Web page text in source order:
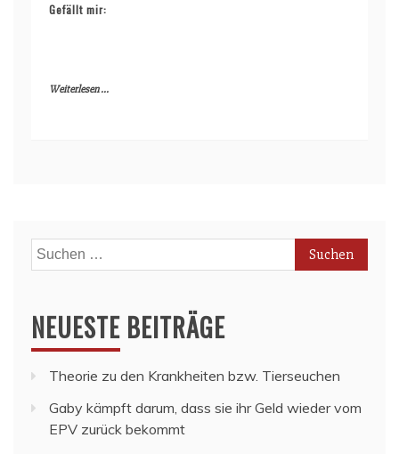
Gefällt mir:
Weiterlesen ...
Suchen
nach:
NEUESTE BEITRÄGE
Theorie zu den Krankheiten bzw. Tierseuchen
Gaby kämpft darum, dass sie ihr Geld wieder vom
EPV zurück bekommt